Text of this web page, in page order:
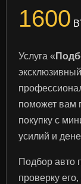
1600
Услуга «
поможет вам
покупку с
усилий и
Подбор авто
проверку